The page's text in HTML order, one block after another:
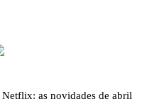
Netflix: as novidades de abril